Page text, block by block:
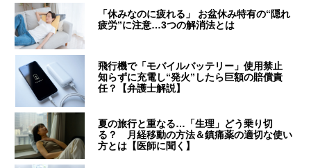
「休みなのに疲れる」 お盆休み特有の“隠れ
疲労”に注意…3つの解消法とは
飛行機で「モバイルバッテリー」使用禁止
知らずに充電し“発火”したら巨額の賠償責
任？【弁護士解説】
夏の旅行と重なる…「生理」どう乗り切
る？ 月経移動の方法＆鎮痛薬の適切な使い
方とは【医師に聞く】